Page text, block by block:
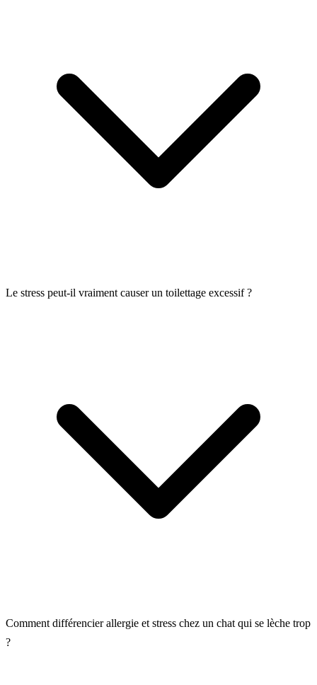
Le stress peut-il vraiment causer un toilettage excessif ?
Comment différencier allergie et stress chez un chat qui se lèche trop
?